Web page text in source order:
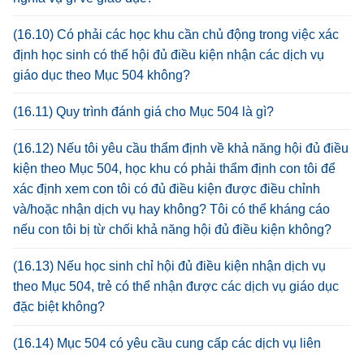
(16.10) Có phải các học khu cần chủ động trong việc xác
định học sinh có thể hội đủ điều kiện nhận các dịch vụ
giáo dục theo Mục 504 không?
(16.11) Quy trình đánh giá cho Mục 504 là gì?
(16.12) Nếu tôi yêu cầu thẩm định về khả năng hội đủ điều
kiện theo Mục 504, học khu có phải thẩm định con tôi để
xác định xem con tôi có đủ điều kiện được điều chỉnh
và/hoặc nhận dịch vụ hay không? Tôi có thể kháng cáo
nếu con tôi bị từ chối khả năng hội đủ điều kiện không?
(16.13) Nếu học sinh chỉ hội đủ điều kiện nhận dịch vụ
theo Mục 504, trẻ có thể nhận được các dịch vụ giáo dục
đặc biệt không?
(16.14) Mục 504 có yêu cầu cung cấp các dịch vụ liên